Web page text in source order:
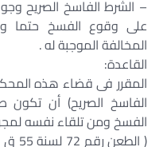
– الشرط الفاسخ الصريح
على وقوع الفسخ حتما
المخالفة الموجبة له .
القاعدة:
المقرر فى قضاء هذه
الفاسخ الصريح) أن
الفسخ ومن تلقاء نفسه